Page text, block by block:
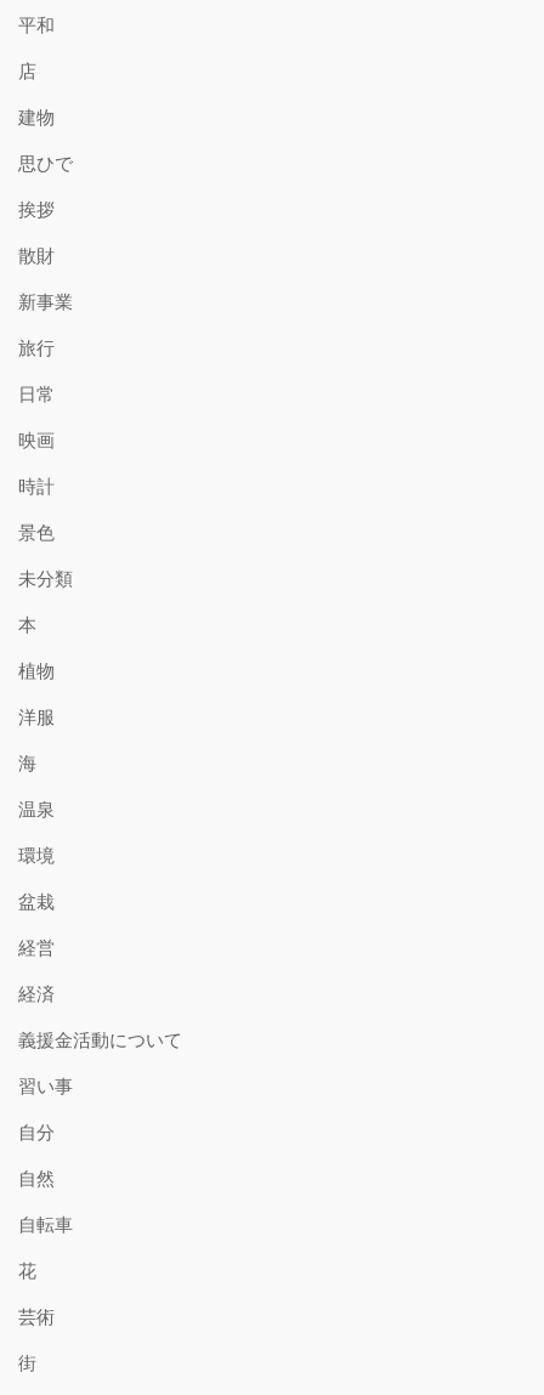
平和
店
建物
思ひで
挨拶
散財
新事業
旅行
日常
映画
時計
景色
未分類
本
植物
洋服
海
温泉
環境
盆栽
経営
経済
義援金活動について
習い事
自分
自然
自転車
花
芸術
街